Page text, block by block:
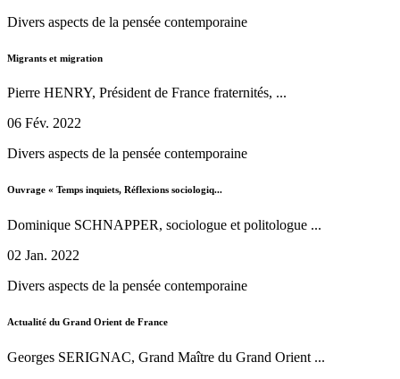
Divers aspects de la pensée contemporaine
Migrants et migration
Pierre HENRY, Président de France fraternités, ...
06 Fév. 2022
Divers aspects de la pensée contemporaine
Ouvrage « Temps inquiets, Réflexions sociologiq...
Dominique SCHNAPPER, sociologue et politologue ...
02 Jan. 2022
Divers aspects de la pensée contemporaine
Actualité du Grand Orient de France
Georges SERIGNAC, Grand Maître du Grand Orient ...